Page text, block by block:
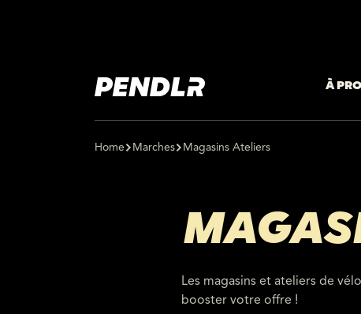
À
Home Marches Magasins Ateliers
Les magasins et ateliers de
booster votre offre !